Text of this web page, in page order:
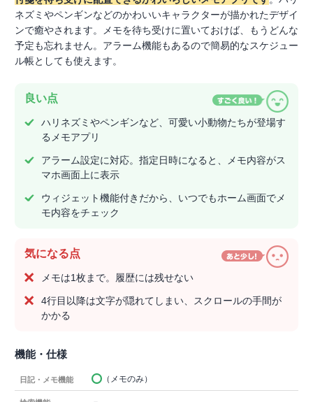
ネズミやペンギンなどのかわいいキャラクターが描かれたデザイ
ンで癒やされます。メモを待ち受けに置いておけば、もうどんな
予定も忘れません。アラーム機能もあるので簡易的なスケジュー
ル帳としても使えます。
良い点
ハリネズミやペンギンなど、可愛い小動物たちが登場す
るメモアプリ
アラーム設定に対応。指定日時になると、メモ内容がス
マホ画面上に表示
ウィジェット機能付きだから、いつでもホーム画面でメ
モ内容をチェック
気になる点
メモは1枚まで。履歴には残せない
4行目以降は文字が隠れてしまい、スクロールの手間が
かかる
機能・仕様
日記・メモ機能 （メモのみ）